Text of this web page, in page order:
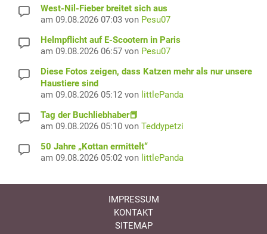
West-Nil-Fieber breitet sich aus
am 09.08.2026 07:03 von Pesu07
Helmpflicht auf E-Scootern in Paris
am 09.08.2026 06:57 von Pesu07
Diese Fotos zeigen, dass Katzen mehr als nur unsere
Haustiere sind
am 09.08.2026 05:12 von littlePanda
Tag der Buchliebhaber📕
am 09.08.2026 05:10 von Teddypetzi
50 Jahre „Kottan ermittelt“
am 09.08.2026 05:02 von littlePanda
IMPRESSUM
KONTAKT
SITEMAP